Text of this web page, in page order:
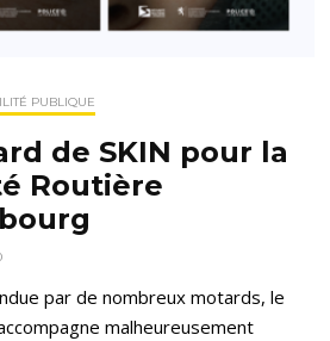
PUBLIQUE
de SKIN pour la
Routière
par de nombreux motards, le
malheureusement